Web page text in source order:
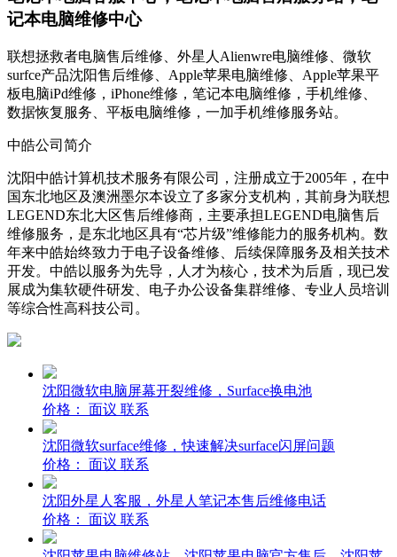
记本电脑维修中心
联想拯救者电脑售后维修、外星人Alienwre电脑维修、微软
surfce产品沈阳售后维修、Apple苹果电脑维修、Apple苹果平
板电脑iPd维修，iPhone维修，笔记本电脑维修，手机维修、
数据恢复服务、平板电脑维修，一加手机维修服务站。
中皓公司简介
沈阳中皓计算机技术服务有限公司，注册成立于2005年，在中
国东北地区及澳洲墨尔本设立了多家分支机构，其前身为联想
LEGEND东北大区售后维修商，主要承担LEGEND电脑售后
维修服务，是东北地区具有“芯片级”维修能力的服务机构。数
年来中皓始终致力于电子设备维修、后续保障服务及相关技术
开发。中皓以服务为先导，人才为核心，技术为后盾，现已发
展成为集软硬件研发、电子办公设备集群维修、专业人员培训
等综合性高科技公司。
沈阳微软电脑屏幕开裂维修，Surface换电池
价格： 面议 联系
沈阳微软surface维修，快速解决surface闪屏问题
价格： 面议 联系
沈阳外星人客服，外星人笔记本售后维修电话
价格： 面议 联系